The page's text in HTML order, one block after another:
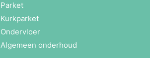
Parket
Kurkparket
Ondervloer
Algemeen onderhoud